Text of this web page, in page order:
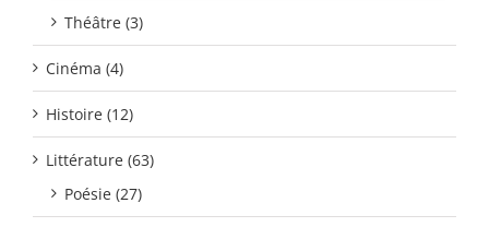
Théâtre (3)
Cinéma (4)
Histoire (12)
Littérature (63)
Poésie (27)